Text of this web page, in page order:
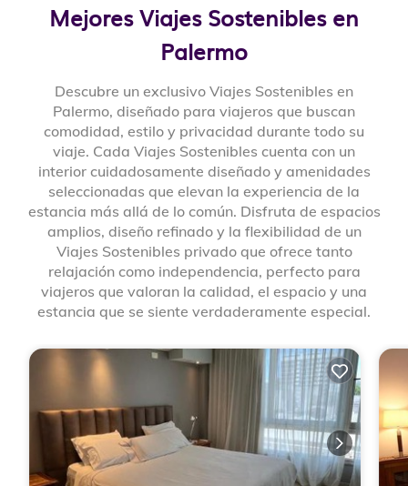
Mejores Viajes Sostenibles en
Palermo
Descubre un exclusivo Viajes Sostenibles en
Palermo, diseñado para viajeros que buscan
comodidad, estilo y privacidad durante todo su
viaje. Cada Viajes Sostenibles cuenta con un
interior cuidadosamente diseñado y amenidades
seleccionadas que elevan la experiencia de la
estancia más allá de lo común. Disfruta de espacios
amplios, diseño refinado y la flexibilidad de un
Viajes Sostenibles privado que ofrece tanto
relajación como independencia, perfecto para
viajeros que valoran la calidad, el espacio y una
estancia que se siente verdaderamente especial.